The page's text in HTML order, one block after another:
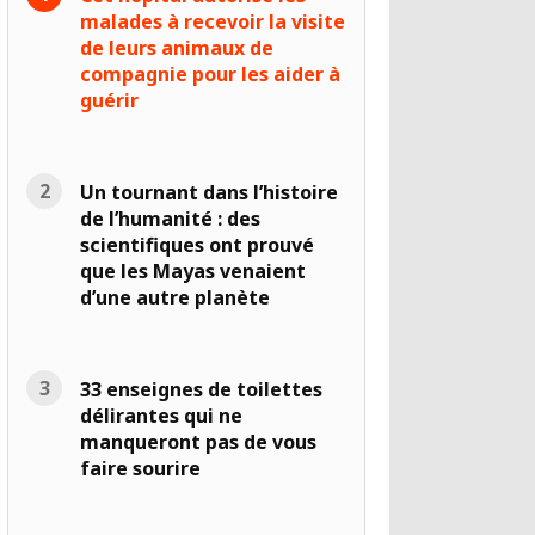
malades à recevoir la visite
de leurs animaux de
compagnie pour les aider à
guérir
Un tournant dans l’histoire
de l’humanité : des
scientifiques ont prouvé
que les Mayas venaient
d’une autre planète
33 enseignes de toilettes
délirantes qui ne
manqueront pas de vous
faire sourire